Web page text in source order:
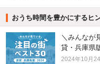
おうち時間を豊かにするヒ
＼みんなが
貸・兵庫県
2024年10月